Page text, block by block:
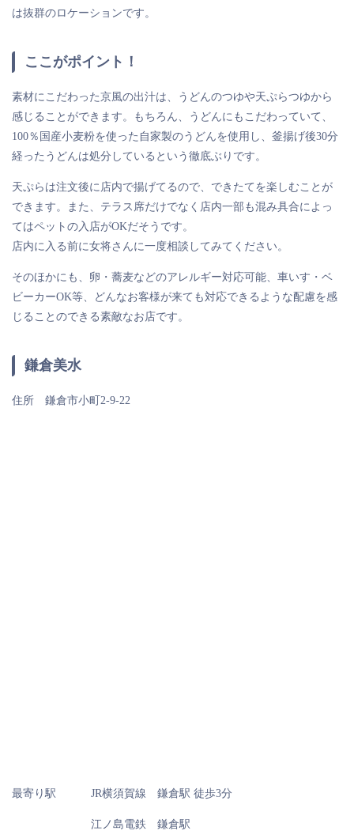
は抜群のロケーションです。
ここがポイント！
素材にこだわった京風の出汁は、うどんのつゆや天ぷらつゆから
感じることができます。もちろん、うどんにもこだわっていて、
100％国産小麦粉を使った自家製のうどんを使用し、釜揚げ後30分
経ったうどんは処分しているという徹底ぶりです。
天ぷらは注文後に店内で揚げてるので、できたてを楽しむことが
できます。また、テラス席だけでなく店内一部も混み具合によっ
てはペットの入店がOKだそうです。
店内に入る前に女将さんに一度相談してみてください。
そのほかにも、卵・蕎麦などのアレルギー対応可能、車いす・ベ
ビーカーOK等、どんなお客様が来ても対応できるような配慮を感
じることのできる素敵なお店です。
鎌倉美水
住所 鎌倉市小町2-9-22
最寄り駅 JR横須賀線 鎌倉駅 徒歩3分
江ノ島電鉄 鎌倉駅